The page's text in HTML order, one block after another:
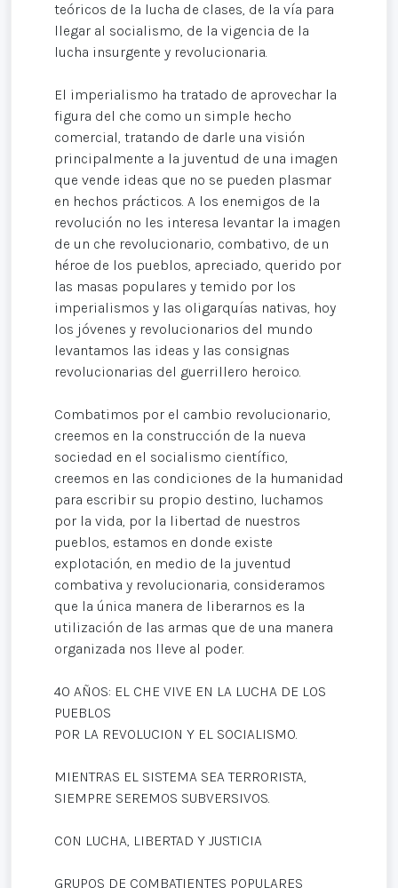
teóricos de la lucha de clases, de la vía para
llegar al socialismo, de la vigencia de la
lucha insurgente y revolucionaria.
El imperialismo ha tratado de aprovechar la
figura del che como un simple hecho
comercial, tratando de darle una visión
principalmente a la juventud de una imagen
que vende ideas que no se pueden plasmar
en hechos prácticos. A los enemigos de la
revolución no les interesa levantar la imagen
de un che revolucionario, combativo, de un
héroe de los pueblos, apreciado, querido por
las masas populares y temido por los
imperialismos y las oligarquías nativas, hoy
los jóvenes y revolucionarios del mundo
levantamos las ideas y las consignas
revolucionarias del guerrillero heroico.
Combatimos por el cambio revolucionario,
creemos en la construcción de la nueva
sociedad en el socialismo científico,
creemos en las condiciones de la humanidad
para escribir su propio destino, luchamos
por la vida, por la libertad de nuestros
pueblos, estamos en donde existe
explotación, en medio de la juventud
combativa y revolucionaria, consideramos
que la única manera de liberarnos es la
utilización de las armas que de una manera
organizada nos lleve al poder.
40 AÑOS: EL CHE VIVE EN LA LUCHA DE LOS
PUEBLOS
POR LA REVOLUCION Y EL SOCIALISMO.
MIENTRAS EL SISTEMA SEA TERRORISTA,
SIEMPRE SEREMOS SUBVERSIVOS.
CON LUCHA, LIBERTAD Y JUSTICIA
GRUPOS DE COMBATIENTES POPULARES